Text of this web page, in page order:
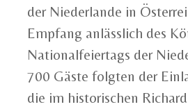
der Niederlande in
Empfang anlässlich des
Nationalfeiertags der
700 Gäste folgten der
die im historischen